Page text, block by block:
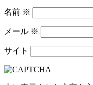
名前 ※
メール ※
サイト